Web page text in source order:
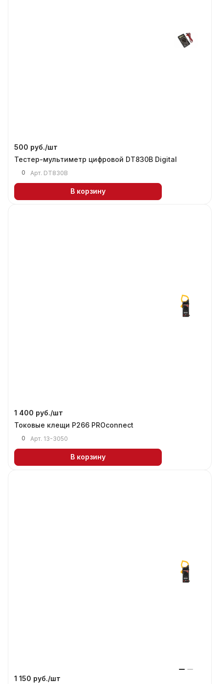
500 руб./шт
Тестер-мультиметр цифровой DT830B Digital
0 Арт. DT830B
В корзину
1 400 руб./шт
Токовые клещи P266 PROconnect
0 Арт. 13-3050
В корзину
1 150 руб./шт